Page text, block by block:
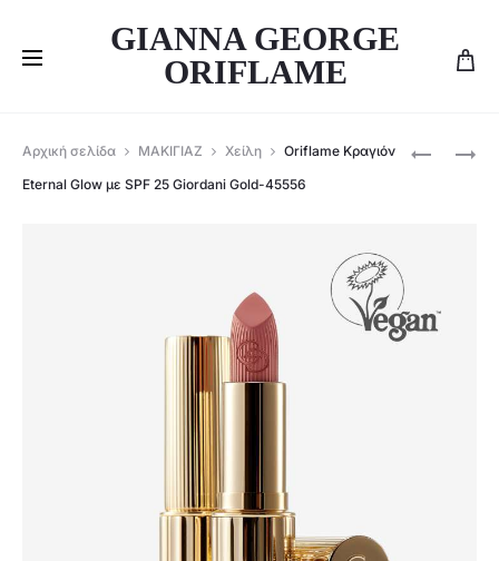
GIANNA GEORGE
ORIFLAME
ORIFLAME
ΔΩΡΕΆΝ
ORIFLAME
SPF
Αρχική σελίδα ΜΑΚΙΓΙΑΖ Χείλη
Oriflame Kραγιόν
Eternal Glow με SPF 25 Giordani Gold-45556